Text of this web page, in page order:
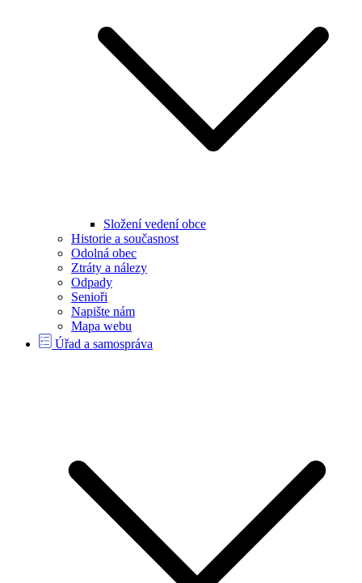
Složení vedení obce
Historie a současnost
Odolná obec
Ztráty a nálezy
Odpady
Senioři
Napište nám
Mapa webu
Úřad a samospráva